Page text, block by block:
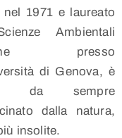
nel 1971 e laureato
Ambientali
presso
di Genova, è
da sempre
dalla natura,
insolite.